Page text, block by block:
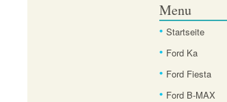
Menu
Startseite
Ford Ka
Ford Fiesta
Ford B-MAX